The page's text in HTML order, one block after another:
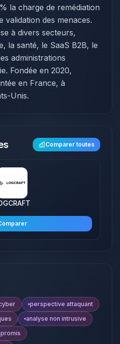
la charge de remédiation
validation des menaces.
à divers secteurs,
la santé, le SaaS B2B, le
administrations
Fondée en 2020,
en France, à
Unis.
Comparer toutes
perspective attaquant
analyse non intrusive